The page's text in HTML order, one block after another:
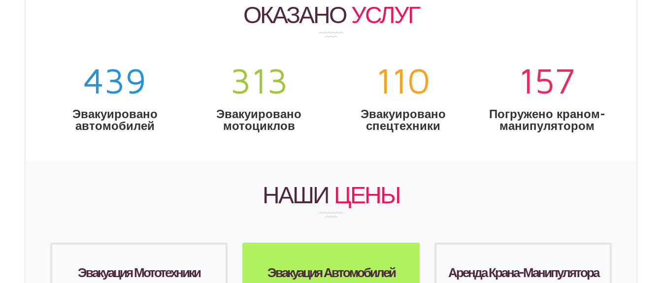
ОКАЗАНОУСЛУГ
442
Эвакуировано
автомобилей
315
Эвакуировано
мотоциклов
111
Эвакуировано
спецтехники
158
Погружено краном-
манипулятором
НАШИ ЦЕНЫ
Эвакуация Мототехники Эвакуация Автомобилей Аренда Крана-Манипулятора